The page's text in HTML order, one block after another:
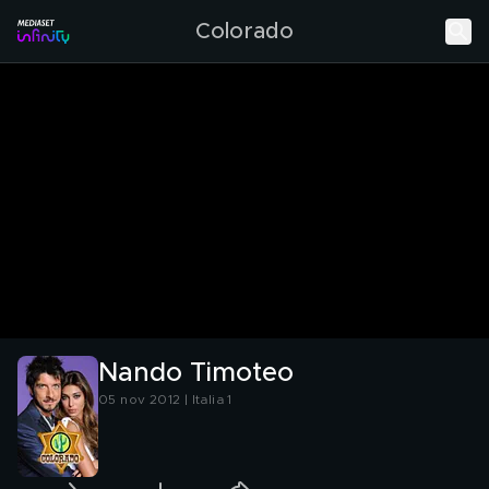
Colorado
Nando Timoteo
05 nov 2012 | Italia 1